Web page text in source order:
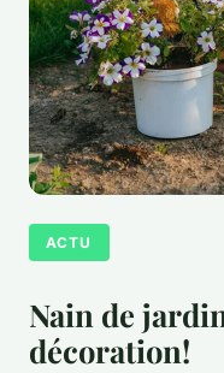
ACTU
Nain de
décoration!